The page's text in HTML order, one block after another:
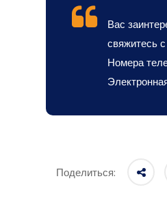
Вас
свяжитесь
Номера
Поделиться: